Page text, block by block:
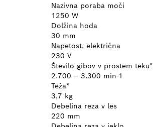
Nazivna poraba moči
1250 W
Dolžina hoda
30 mm
Napetost, električna
230 V
Število gibov v prostem teku*
2.700 – 3.300 min-1
Teža*
3,7 kg
Debelina reza v les
220 mm